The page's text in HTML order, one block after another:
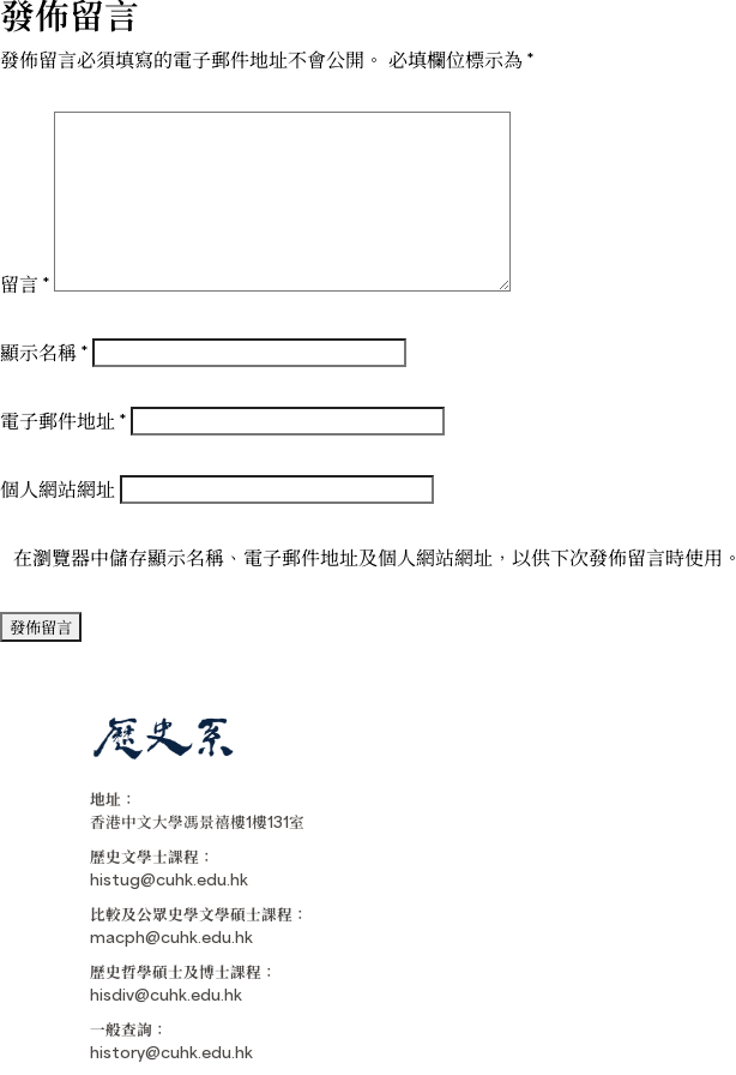
發佈留言
發佈留言必須填寫的電子郵件地址不會公開。 必填欄位標示為*
留言 *
顯示名稱*
電子郵件地址 *
個人網站網址
在瀏覽器中儲存顯示名稱、電子郵件地址及個人網站網址，以供下次發佈留言時使用。
地址：
香港中文大學馮景禧樓1樓131室
歷史文學士課程：
histug@cuhk.edu.hk
比較及公眾史學文學碩士課程：
macph@cuhk.edu.hk
歷史哲學碩士及博士課程：
hisdiv@cuhk.edu.hk
一般查詢：
history@cuhk.edu.hk